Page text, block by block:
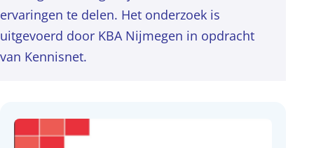
ervaringen te delen. Het onderzoek is
uitgevoerd door KBA Nijmegen in opdracht
van Kennisnet.